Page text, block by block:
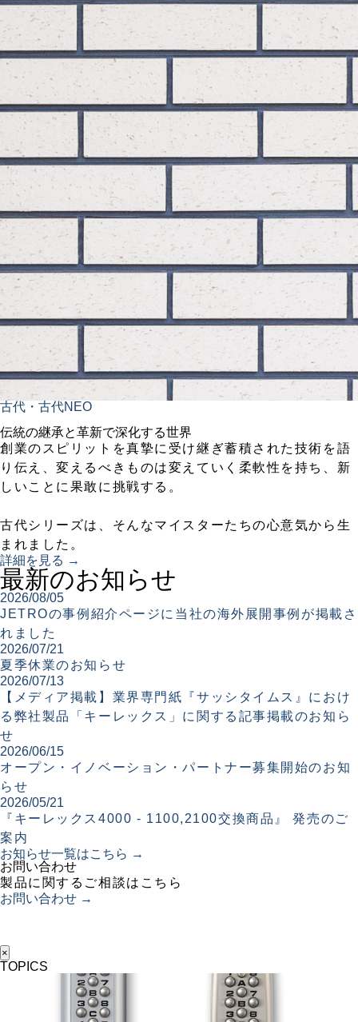
古代・古代NEO
伝統の継承と革新で深化する世界
創業のスピリットを真摯に受け継ぎ蓄積された技術を語
り伝え、変えるべきものは変えていく柔軟性を持ち、新
しいことに果敢に挑戦する。
古代シリーズは、そんなマイスターたちの心意気から生
まれました。
詳細を見る →
最新のお知らせ
2026/08/05
JETROの事例紹介ページに当社の海外展開事例が掲載さ
れました
2026/07/21
夏季休業のお知らせ
2026/07/13
【メディア掲載】業界専門紙『サッシタイムス』におけ
る弊社製品「キーレックス」に関する記事掲載のお知ら
せ
2026/06/15
オープン・イノベーション・パートナー募集開始のお知
らせ
2026/05/21
『キーレックス4000 - 1100,2100交換商品』 発売のご
案内
お知らせ一覧はこちら →
お問い合わせ
製品に関するご相談はこちら
お問い合わせ →
×
TOPICS